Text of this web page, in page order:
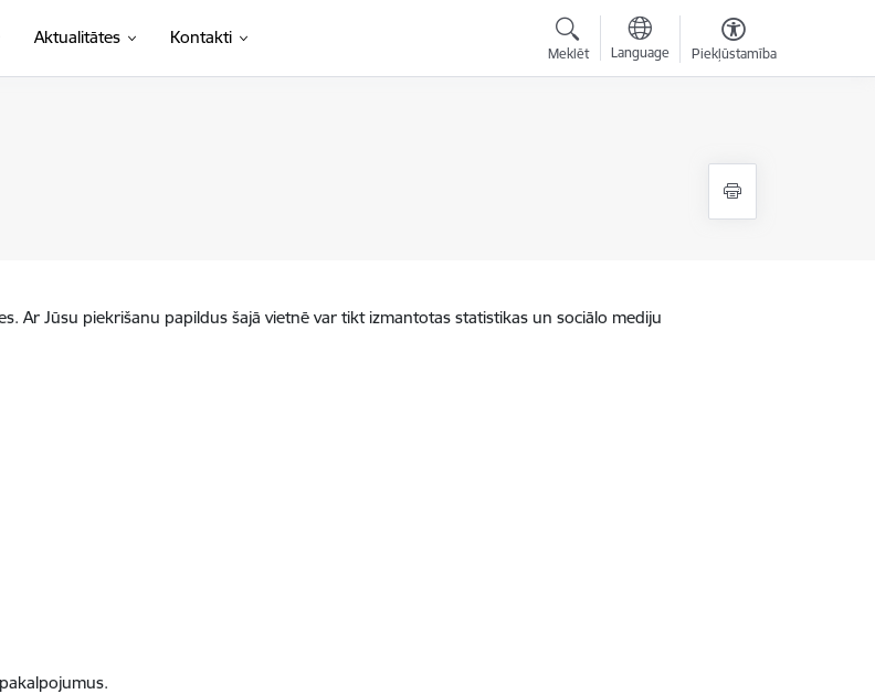
Aktualitātes Kontakti
Meklēt Language Piekļūstamība
Ar Jūsu piekrišanu papildus šajā vietnē var tikt izmantotas statistikas un sociālo mediju